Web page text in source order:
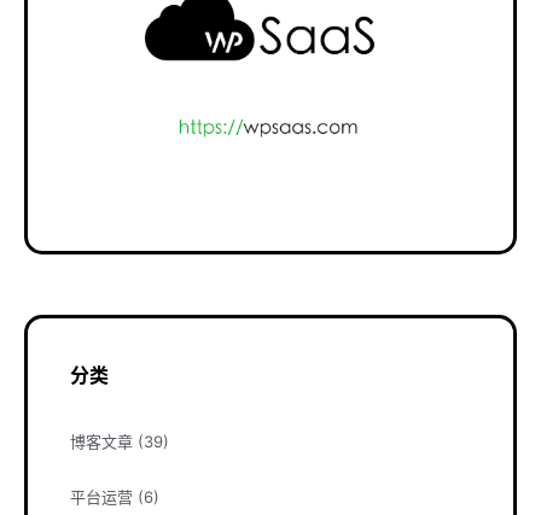
分类
博客文章 (39)
平台运营 (6)